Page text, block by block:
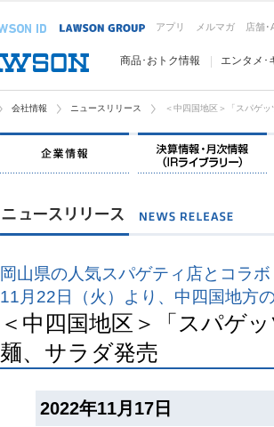
アプリ メルマガ 店舗･
商品･おトク情報 エンタメ･
会社情報 ニュースリリース ＜中四国地区＞「スパゲ
企業情報
岡山県の人気スパゲティ店とコラボ
11月22日（火）より、中四国地方
＜中四国地区＞「スパゲ
麺、サラダ発売
2022年11月17日